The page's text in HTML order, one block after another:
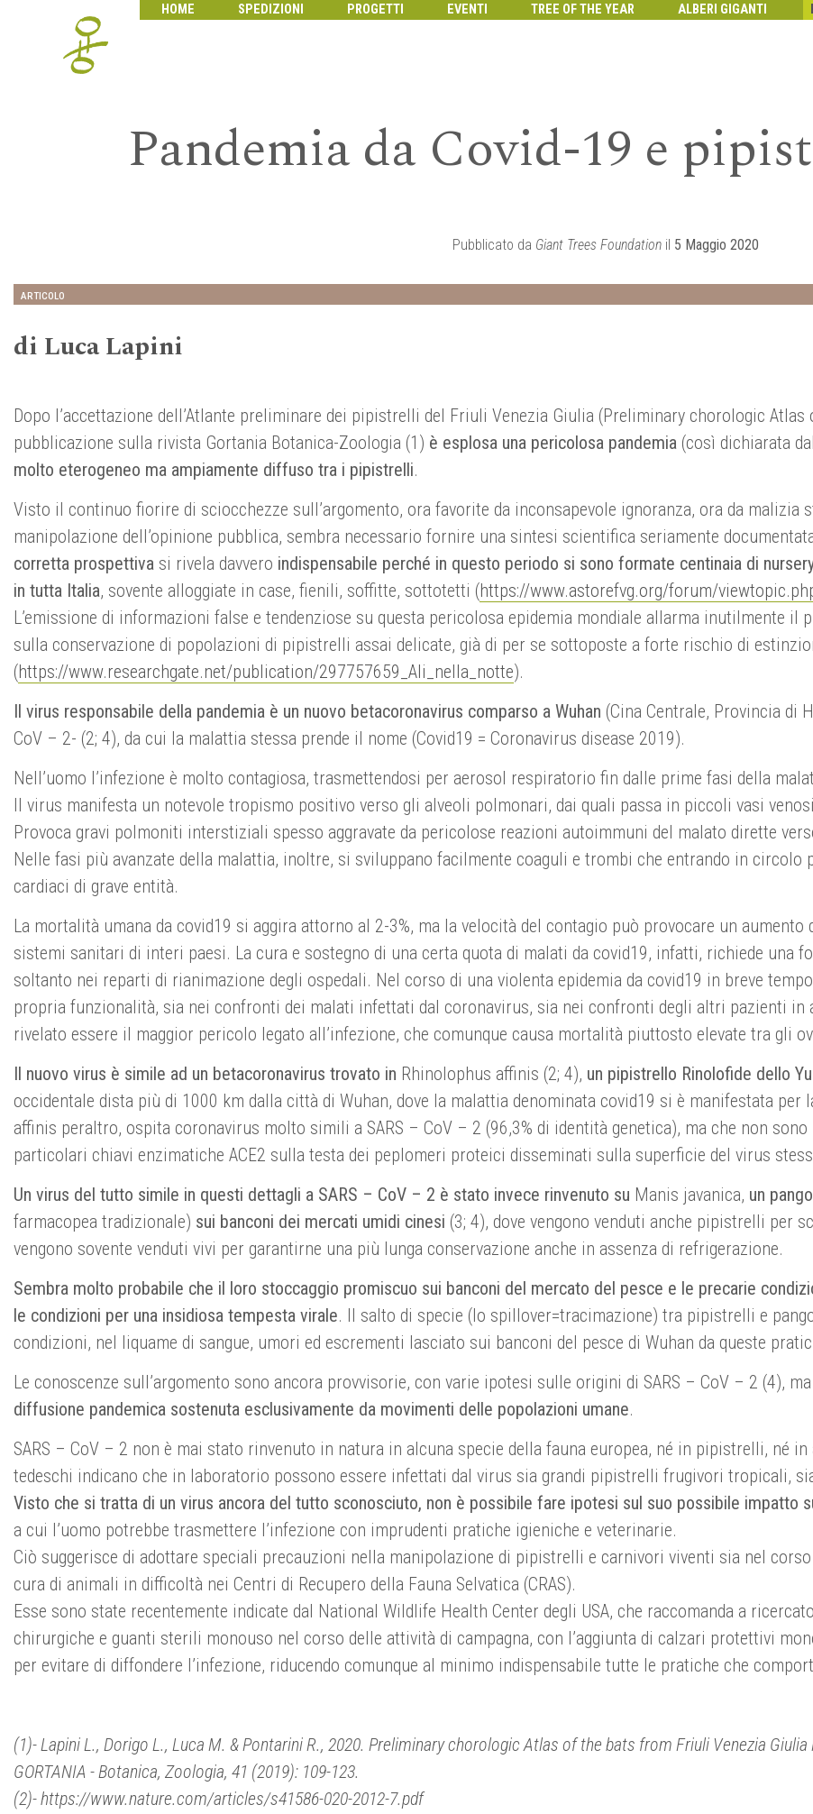
HOME SPEDIZIONI PROGETTI EVENTI TREE OF THE YEAR ALBERI GIGANTI
Pandemia da Covid-19 e
Pubblicato da Giant Trees Foundation il 5 Maggio 2020
ARTICOLO
di Luca Lapini
Dopo l’accettazione dell’Atlante preliminare dei pipistrelli del Friuli Venezia Giulia (Preliminary chorologic
pubblicazione sulla rivista Gortania Botanica-Zoologia (1) è esplosa una pericolosa pandemia (così dichiarata
molto eterogeneo ma ampiamente diffuso tra i pipistrelli.
Visto il continuo fiorire di sciocchezze sull’argomento, ora favorite da inconsapevole ignoranza, ora da
manipolazione dell’opinione pubblica, sembra necessario fornire una sintesi scientifica seriamente
corretta prospettiva si rivela davvero indispensabile perché in questo periodo si sono formate centinaia di
in tutta Italia, sovente alloggiate in case, fienili, soffitte, sottotetti (https://www.astorefvg.org/forum/
L’emissione di informazioni false e tendenziose su questa pericolosa epidemia mondiale allarma inutilmente
sulla conservazione di popolazioni di pipistrelli assai delicate, già di per se sottoposte a forte rischio di
(https://www.researchgate.net/publication/297757659_Ali_nella_notte).
Il virus responsabile della pandemia è un nuovo betacoronavirus comparso a Wuhan (Cina Centrale, Provincia di
CoV – 2- (2; 4), da cui la malattia stessa prende il nome (Covid19 = Coronavirus disease 2019).
Nell’uomo l’infezione è molto contagiosa, trasmettendosi per aerosol respiratorio fin dalle prime fasi della
Il virus manifesta un notevole tropismo positivo verso gli alveoli polmonari, dai quali passa in piccoli vasi
Provoca gravi polmoniti interstiziali spesso aggravate da pericolose reazioni autoimmuni del malato dirette
Nelle fasi più avanzate della malattia, inoltre, si sviluppano facilmente coaguli e trombi che entrando in
cardiaci di grave entità.
La mortalità umana da covid19 si aggira attorno al 2-3%, ma la velocità del contagio può provocare un
sistemi sanitari di interi paesi. La cura e sostegno di una certa quota di malati da covid19, infatti, richiede una
soltanto nei reparti di rianimazione degli ospedali. Nel corso di una violenta epidemia da covid19 in breve
propria funzionalità, sia nei confronti dei malati infettati dal coronavirus, sia nei confronti degli altri pazienti in
rivelato essere il maggior pericolo legato all’infezione, che comunque causa mortalità piuttosto elevate tra gli
Il nuovo virus è simile ad un betacoronavirus trovato in Rhinolophus affinis (2; 4), un pipistrello Rinolofide dello
occidentale dista più di 1000 km dalla città di Wuhan, dove la malattia denominata covid19 si è manifestata
affinis peraltro, ospita coronavirus molto simili a SARS – CoV – 2 (96,3% di identità genetica), ma che non
particolari chiavi enzimatiche ACE2 sulla testa dei peplomeri proteici disseminati sulla superficie del virus
Un virus del tutto simile in questi dettagli a SARS – CoV – 2 è stato invece rinvenuto su Manis javanica, un
farmacopea tradizionale) sui banconi dei mercati umidi cinesi (3; 4), dove vengono venduti anche pipistrelli per
vengono sovente venduti vivi per garantirne una più lunga conservazione anche in assenza di refrigerazione.
Sembra molto probabile che il loro stoccaggio promiscuo sui banconi del mercato del pesce e le precarie
le condizioni per una insidiosa tempesta virale. Il salto di specie (lo spillover=tracimazione) tra pipistrelli e
condizioni, nel liquame di sangue, umori ed escrementi lasciato sui banconi del pesce di Wuhan da queste
Le conoscenze sull’argomento sono ancora provvisorie, con varie ipotesi sulle origini di SARS – CoV – 2 (4), ma
diffusione pandemica sostenuta esclusivamente da movimenti delle popolazioni umane.
SARS – CoV – 2 non è mai stato rinvenuto in natura in alcuna specie della fauna europea, né in pipistrelli, né
tedeschi indicano che in laboratorio possono essere infettati dal virus sia grandi pipistrelli frugivori tropicali,
Visto che si tratta di un virus ancora del tutto sconosciuto, non è possibile fare ipotesi sul suo possibile impatto
a cui l’uomo potrebbe trasmettere l’infezione con imprudenti pratiche igieniche e veterinarie.
Ciò suggerisce di adottare speciali precauzioni nella manipolazione di pipistrelli e carnivori viventi sia nel
cura di animali in difficoltà nei Centri di Recupero della Fauna Selvatica (CRAS).
Esse sono state recentemente indicate dal National Wildlife Health Center degli USA, che raccomanda a
chirurgiche e guanti sterili monouso nel corso delle attività di campagna, con l’aggiunta di calzari protettivi
per evitare di diffondere l’infezione, riducendo comunque al minimo indispensabile tutte le pratiche che
(1)- Lapini L., Dorigo L., Luca M. & Pontarini R., 2020. Preliminary chorologic Atlas of the bats from Friuli Venezia
GORTANIA - Botanica, Zoologia, 41 (2019): 109-123.
(2)- https://www.nature.com/articles/s41586-020-2012-7.pdf